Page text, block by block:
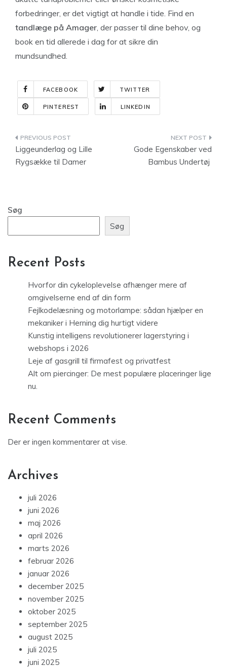
forbedringer, er det vigtigt at handle i tide. Find en
tandlæge på Amager, der passer til dine behov, og
book en tid allerede i dag for at sikre din
mundsundhed.
FACEBOOK TWITTER
PINTEREST LINKEDIN
Indlægsnavigation
Liggeunderlag og Lille
Rygsække til Damer
Gode Egenskaber ved
Bambus Undertøj
Søg
Søg
Recent Posts
Hvorfor din cykeloplevelse afhænger mere af
omgivelserne end af din form
Fejlkodelæsning og motorlampe: sådan hjælper en
mekaniker i Herning dig hurtigt videre
Kunstig intelligens revolutionerer lagerstyring i
webshops i 2026
Leje af gasgrill til firmafest og privatfest
Alt om piercinger: De mest populære placeringer lige
nu.
Recent Comments
Der er ingen kommentarer at vise.
Archives
juli 2026
juni 2026
maj 2026
april 2026
marts 2026
februar 2026
januar 2026
december 2025
november 2025
oktober 2025
september 2025
august 2025
juli 2025
juni 2025